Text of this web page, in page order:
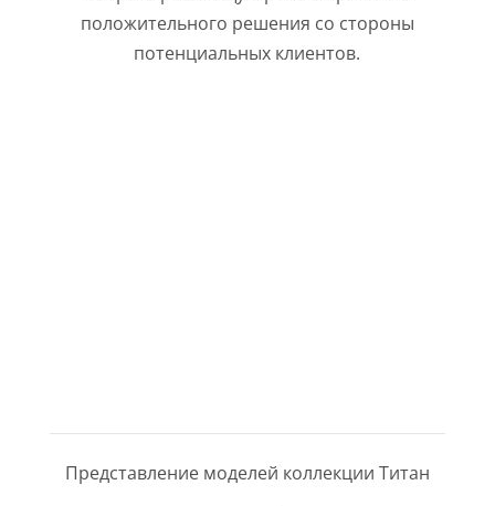
положительного решения со стороны
потенциальных клиентов.
Представление моделей коллекции Титан